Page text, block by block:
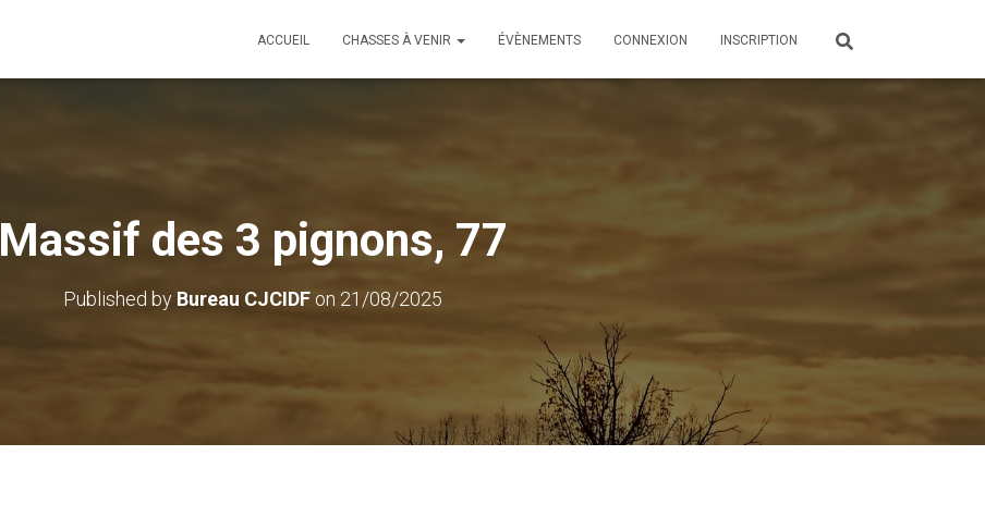
ACCUEIL CHASSES À VENIR ÉVÈNEMENTS CONNEXION INSCRIPTION
Massif des 3 pignons, 77
Published by Bureau CJCIDF on 21/08/2025